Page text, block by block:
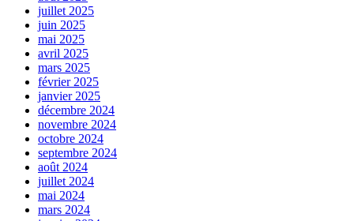
juillet 2025
juin 2025
mai 2025
avril 2025
mars 2025
février 2025
janvier 2025
décembre 2024
novembre 2024
octobre 2024
septembre 2024
août 2024
juillet 2024
mai 2024
mars 2024